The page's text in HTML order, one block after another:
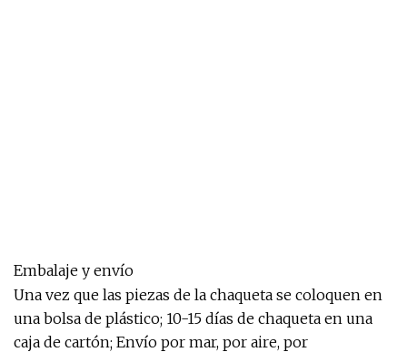
Embalaje y envío
Una vez que las piezas de la chaqueta se coloquen en
una bolsa de plástico; 10-15 días de chaqueta en una
caja de cartón; Envío por mar, por aire, por